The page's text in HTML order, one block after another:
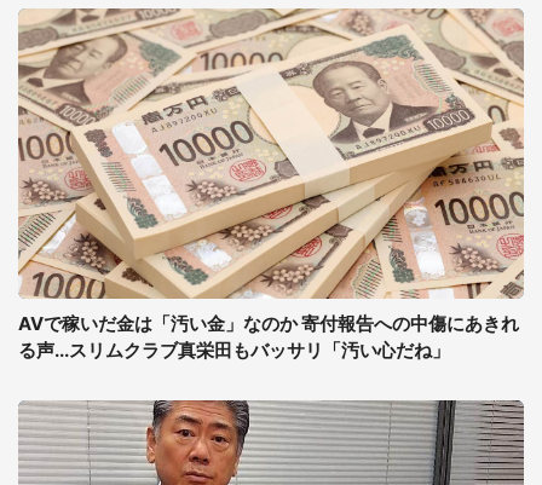
AVで稼いだ金は「汚い金」なのか 寄付報告への中傷にあきれ
る声...スリムクラブ真栄田もバッサリ「汚い心だね」